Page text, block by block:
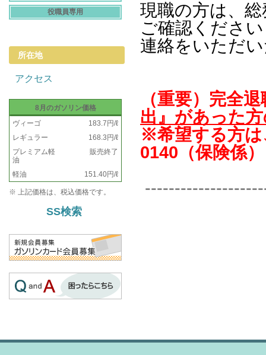
役職員専用
所在地
アクセス
8月のガソリン価格
ヴィーゴ
183.7円/ℓ
レギュラー
168.3円/ℓ
プレミアム軽
油
販売終了
軽油 151.40円/ℓ
※ 上記価格は、税込価格です。
SS検索
現職の方は、
ご確認くださ
連絡をいただ
（重要）完全
出』があった
※希望する方は
0140（保険係）